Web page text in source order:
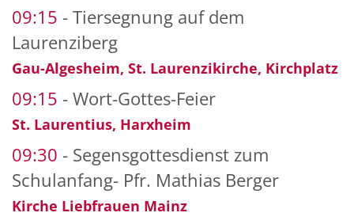
09:15
Tiersegnung auf dem
Laurenziberg
Gau-Algesheim, St. Laurenzikirche, Kirchplatz
09:15 Wort-Gottes-Feier
St. Laurentius, Harxheim
09:30
Segensgottesdienst zum
Schulanfang- Pfr. Mathias Berger
Kirche Liebfrauen Mainz